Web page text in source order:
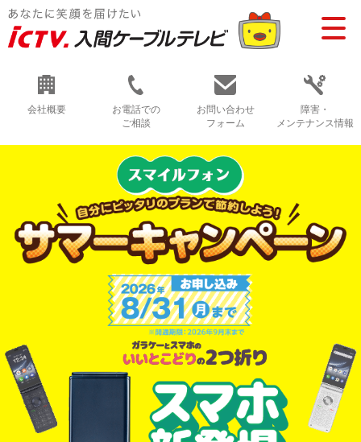
会社概要
お電話での
ご相談
お問い合わせ
フォーム
障害・
メンテナンス情報